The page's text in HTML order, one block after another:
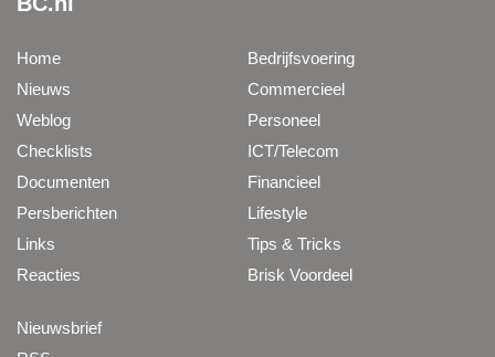
Home
Nieuws
Weblog
Checklists
Documenten
Persberichten
Links
Reacties
Bedrijfsvoering
Commercieel
Personeel
ICT/Telecom
Financieel
Lifestyle
Tips & Tricks
Brisk Voordeel
Nieuwsbrief